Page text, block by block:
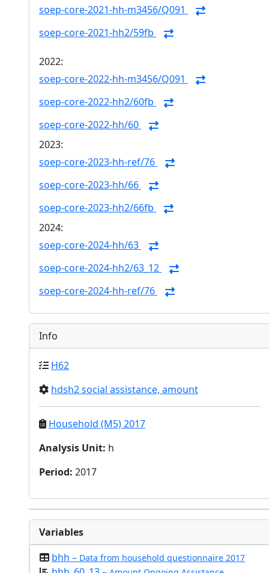
soep-core-2021-hh-m3456/Q091
soep-core-2021-hh2/59fb
2022:
soep-core-2022-hh-m3456/Q091
soep-core-2022-hh2/60fb
soep-core-2022-hh/60
2023:
soep-core-2023-hh-ref/76
soep-core-2023-hh/66
soep-core-2023-hh2/66fb
2024:
soep-core-2024-hh/63
soep-core-2024-hh2/63_12
soep-core-2024-hh-ref/76
Info
H62
hdsh2 social assistance, amount
Household (M5) 2017
Analysis Unit: h
Period: 2017
Variables
bhh – Data from household questionnaire 2017